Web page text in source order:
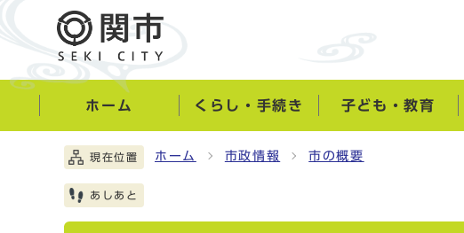
ホーム くらし・手続き 子ども・教育
現在位置 ホーム 市政情報 市の概要
あしあと